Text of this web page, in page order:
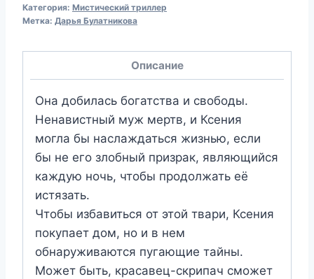
Категория: Мистический триллер
Метка: Дарья Булатникова
Описание
Она добилась богатства и свободы.
Ненавистный муж мертв, и Ксения
могла бы наслаждаться жизнью, если
бы не его злобный призрак, являющийся
каждую ночь, чтобы продолжать её
истязать.
Чтобы избавиться от этой твари, Ксения
покупает дом, но и в нем
обнаруживаются пугающие тайны.
Может быть, красавец-скрипач сможет